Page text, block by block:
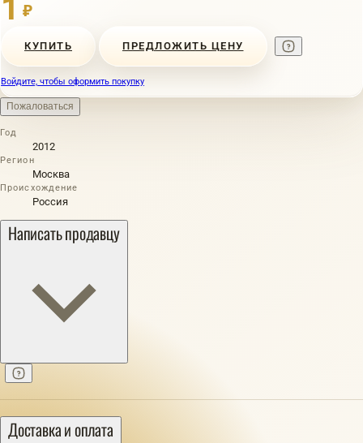
1 ₽
КУПИТЬ ПРЕДЛОЖИТЬ ЦЕНУ
Войдите, чтобы оформить покупку
Пожаловаться
Год
2012
Регион
Москва
Происхождение
Россия
Написать продавцу
Доставка и оплата